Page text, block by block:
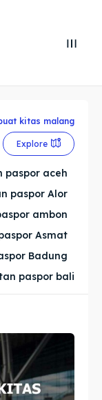
Cari
Cari
kitas malang
Explore
paspor aceh
paspor Alor
ambon
Asmat
Badung
paspor bali